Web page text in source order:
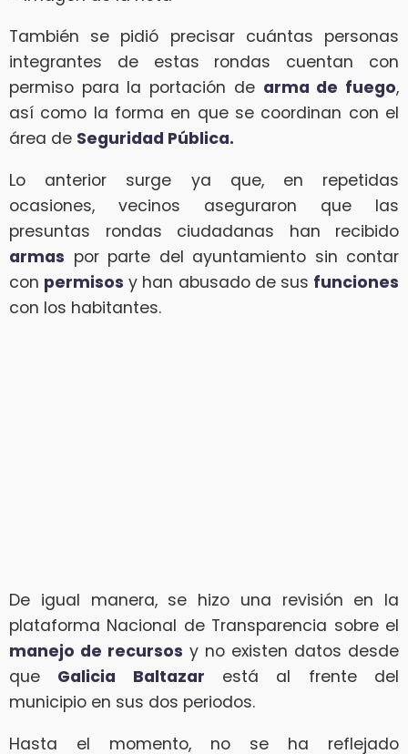
También se pidió precisar cuántas personas
integrantes de estas rondas cuentan con
permiso para la portación de arma de fuego,
así como la forma en que se coordinan con el
área de Seguridad Pública.
Lo anterior surge ya que, en repetidas
ocasiones, vecinos aseguraron que las
presuntas rondas ciudadanas han recibido
armas por parte del ayuntamiento sin contar
con permisos y han abusado de sus funciones
con los habitantes.
De igual manera, se hizo una revisión en la
plataforma Nacional de Transparencia sobre el
manejo de recursos y no existen datos desde
que Galicia Baltazar está al frente del
municipio en sus dos periodos.
Hasta el momento, no se ha reflejado